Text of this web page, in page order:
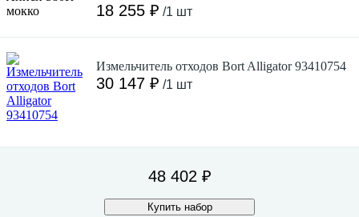
18 255 ₽ /1 шт
Измельчитель отходов Bort Alligator 93410754
30 147 ₽ /1 шт
48 402 ₽
Купить набор